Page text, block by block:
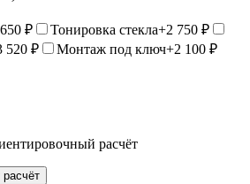
₽ Тонировка стекла+2 750 ₽
520 ₽ Монтаж под ключ+2 100 ₽
расчёт
расчёт